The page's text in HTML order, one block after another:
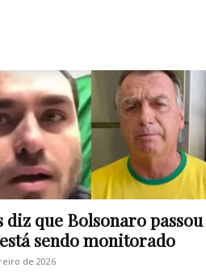
News
diz que Bolsonaro passou
sendo monitorado
de 2026